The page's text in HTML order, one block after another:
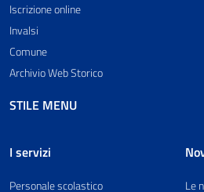
Iscrizione online
Invalsi
Comune
Archivio Web Storico
STILE MENU
I servizi
Personale scolastico
Le